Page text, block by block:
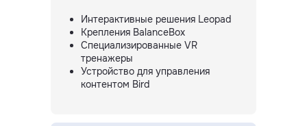
Интерактивные решения Leopad
Крепления BalanceBox
Cпециализированные VR
тренажеры
Устройство для управления
контентом Bird